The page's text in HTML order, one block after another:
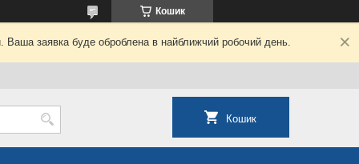
Кошик
Ваша заявка буде оброблена в найближчий робочий день.
Кошик